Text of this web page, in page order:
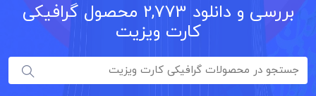
بررسی و دانلود 2,773 محصول گرافیکی
کارت ویزیت